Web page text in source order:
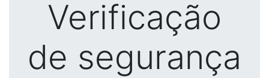
Verificação
de segurança